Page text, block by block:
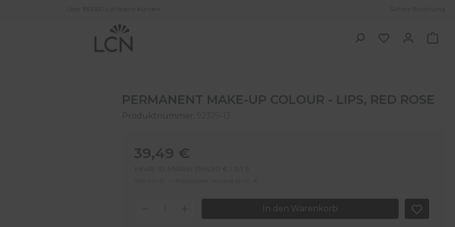
Über 100.000 zufriedene Kunden Sichere Bezahlung
PERMANENT MAKE-UP COLOUR - LIPS, RED ROSE
Produktnummer: 92379-13
Regulärer Preis:
39,49 €
Inhalt: 10 Milliliter (394,90 € / 0.1 l)
Produkt Anzahl: Gib den gewünschten Wert ein
In den Warenkorb